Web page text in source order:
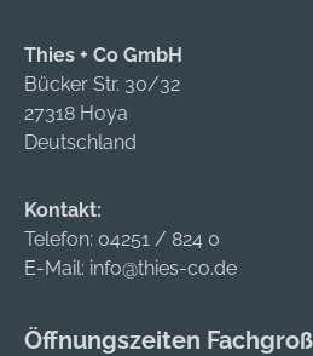
Thies + Co GmbH
Bücker Str. 30/32
27318 Hoya
Deutschland
Kontakt:
Telefon: 04251 / 824 0
E-Mail: info@thies-co.de
Öffnungszeiten